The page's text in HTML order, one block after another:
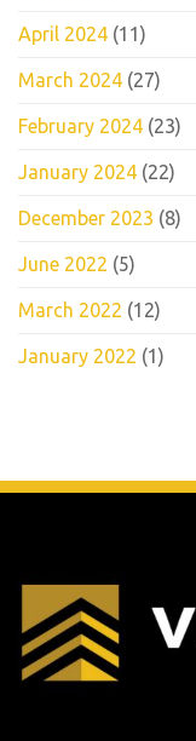
April 2024 (11)
March 2024 (27)
February 2024 (23)
January 2024 (22)
December 2023 (8)
June 2022 (5)
March 2022 (12)
January 2022 (1)